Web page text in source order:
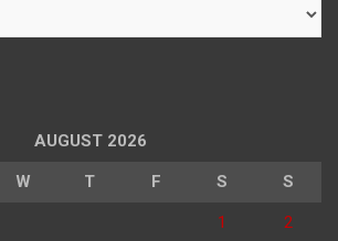
AUGUST 2026
W T F S S
1 2